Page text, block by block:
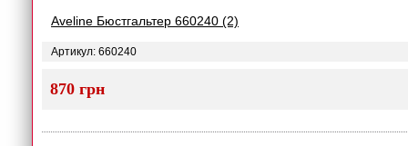
Aveline Бюстгальтер 660240 (2)
Артикул: 660240
870 грн